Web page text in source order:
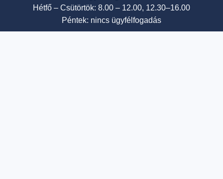
Hétfő – Csütörtök: 8.00 – 12.00, 12.30–16.00
Péntek: nincs ügyfélfogadás